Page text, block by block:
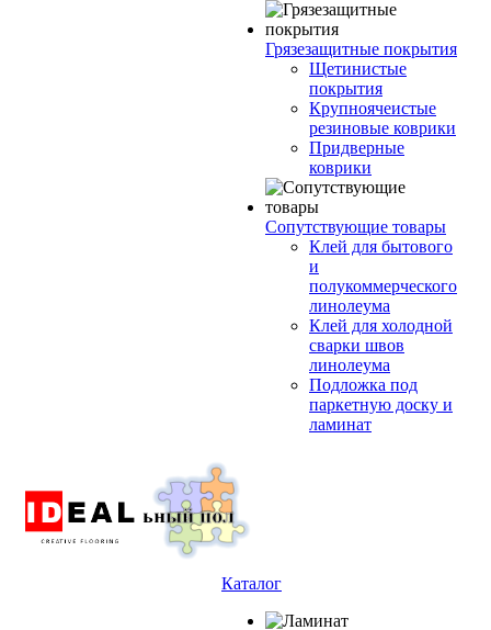
Грязезащитные покрытия
Щетинистые
покрытия
Крупноячеистые
резиновые коврики
Придверные
коврики
Сопутствующие товары
Клей для бытового
и
полукоммерческого
линолеума
Клей для холодной
сварки швов
линолеума
Подложка под
паркетную доску и
ламинат
Каталог